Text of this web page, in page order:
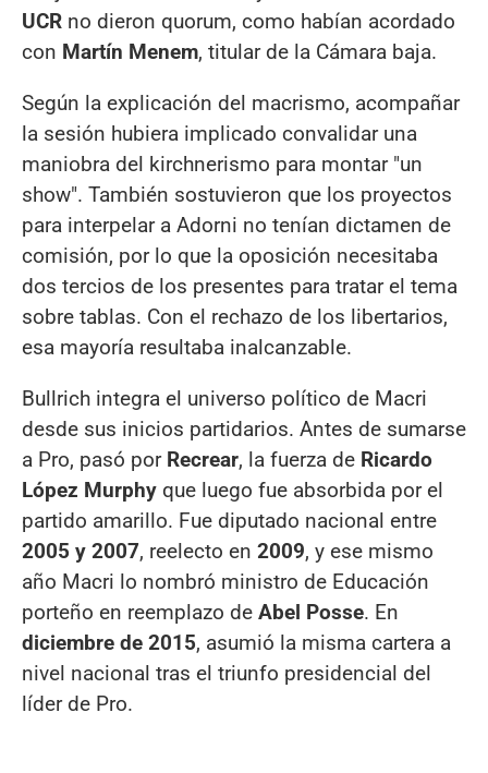
UCR no dieron quorum, como habían acordado
con Martín Menem, titular de la Cámara baja.
Según la explicación del macrismo, acompañar
la sesión hubiera implicado convalidar una
maniobra del kirchnerismo para montar "un
show". También sostuvieron que los proyectos
para interpelar a Adorni no tenían dictamen de
comisión, por lo que la oposición necesitaba
dos tercios de los presentes para tratar el tema
sobre tablas. Con el rechazo de los libertarios,
esa mayoría resultaba inalcanzable.
Bullrich integra el universo político de Macri
desde sus inicios partidarios. Antes de sumarse
a Pro, pasó por Recrear, la fuerza de Ricardo
López Murphy que luego fue absorbida por el
partido amarillo. Fue diputado nacional entre
2005 y 2007, reelecto en 2009, y ese mismo
año Macri lo nombró ministro de Educación
porteño en reemplazo de Abel Posse. En
diciembre de 2015, asumió la misma cartera a
nivel nacional tras el triunfo presidencial del
líder de Pro.